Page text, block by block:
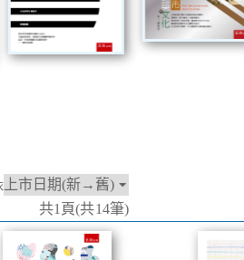
共1頁(共14筆)